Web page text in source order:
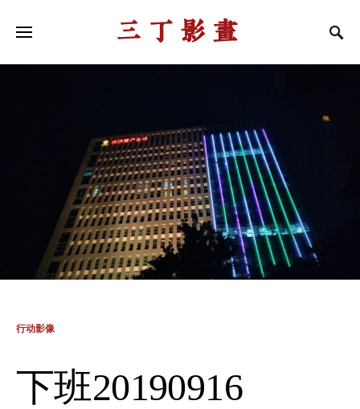
三丁影画
行动影像
下班20190916